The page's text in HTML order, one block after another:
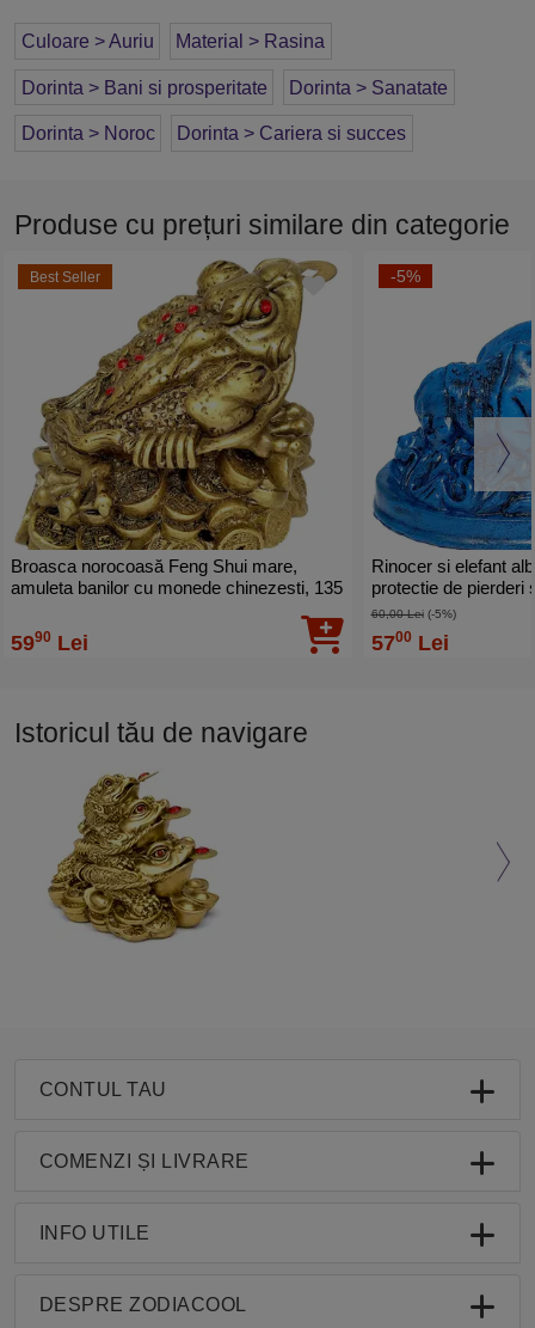
Culoare > Auriu Material > Rasina
Dorinta > Bani si prosperitate Dorinta > Sanatate
Dorinta > Noroc Dorinta > Cariera si succes
Produse cu prețuri similare din categorie
Best Seller
Broasca norocoasă Feng Shui mare,
amuleta banilor cu monede chinezesti, 135
5990 Lei
-5%
Rinocer si elefant
protectie de pierderi
10 cm
60,00 Lei(-5%)
5700 Lei
Istoricul tău de navigare
CONTUL TAU
COMENZI ȘI LIVRARE
INFO UTILE
DESPRE ZODIACOOL